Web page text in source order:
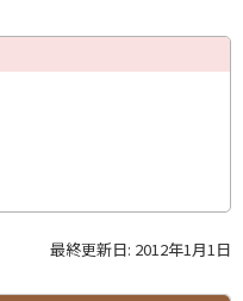
最終更新日: 2012年1月1日